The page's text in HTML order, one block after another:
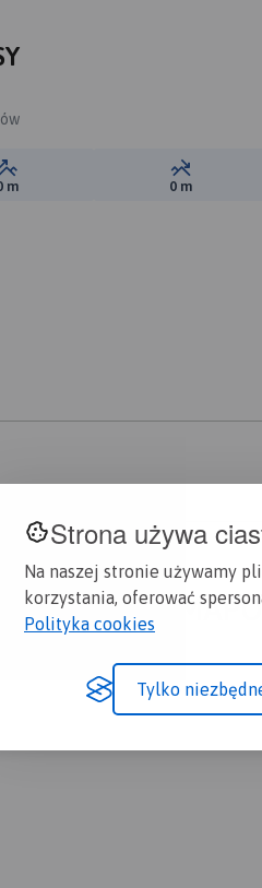
Strona używa
Na naszej stronie używamy
korzystania, oferować
Polityka cookies
Tylko
Suma przewyższeń:
m Suma
0 m
CI SIĘ